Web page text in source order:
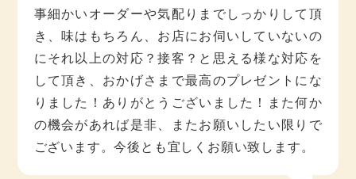
事細かいオーダーや気配りまでしっかりして頂
き、味はもちろん、お店にお伺いしていないの
にそれ以上の対応？接客？と思える様な対応を
して頂き、おかげさまで最高のプレゼントにな
りました！ありがとうございました！また何か
の機会があれば是非、またお願いしたい限りで
ございます。今後とも宜しくお願い致します。